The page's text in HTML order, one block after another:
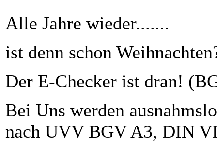
Alle Jahre wieder.......
ist denn schon
Der E-Checker ist dran!
Bei Uns werden
nach UVV BGV A3, DIN